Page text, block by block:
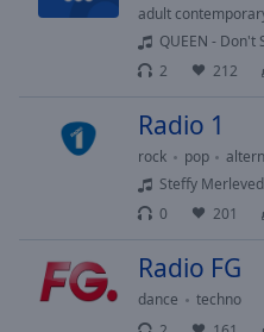
Font
dialog
adult
QUEEN - Don't
2
212
Radio 1
rock pop
Steffy
0
201
Radio FG
dance
techno